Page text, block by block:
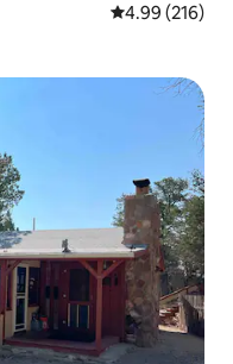
平均评分 4.99
4.99 (216)